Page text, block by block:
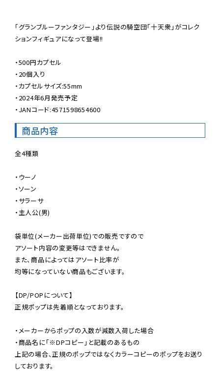
「グランブルーファンタジー」より伝説の騎空団「十天衆」がコレク
ションフィギュアになって登場!!
・500円カプセル
・20個入り
・カプセルサイズ:55mm
・2024年6月発売予定
・JANコード:4571598654600
商品内容
全4種類
・ウーノ
・ソーン
・サラーサ
・主人公(男)
袋単位(メーカー出荷単位)での販売ですので
アソート内容の変更等はできません。
また、商品によってはアソート比率が
均等になっていない商品もございます。
【DP/POPについて】
正規ポップは先着順となっております。
・メーカーからポップの入数が減数入荷した場合
・商品名に「※DPコピー」と記載のあるもの
上記の場合、正規のポップではなくカラーコピーのポップをお送り
しております。